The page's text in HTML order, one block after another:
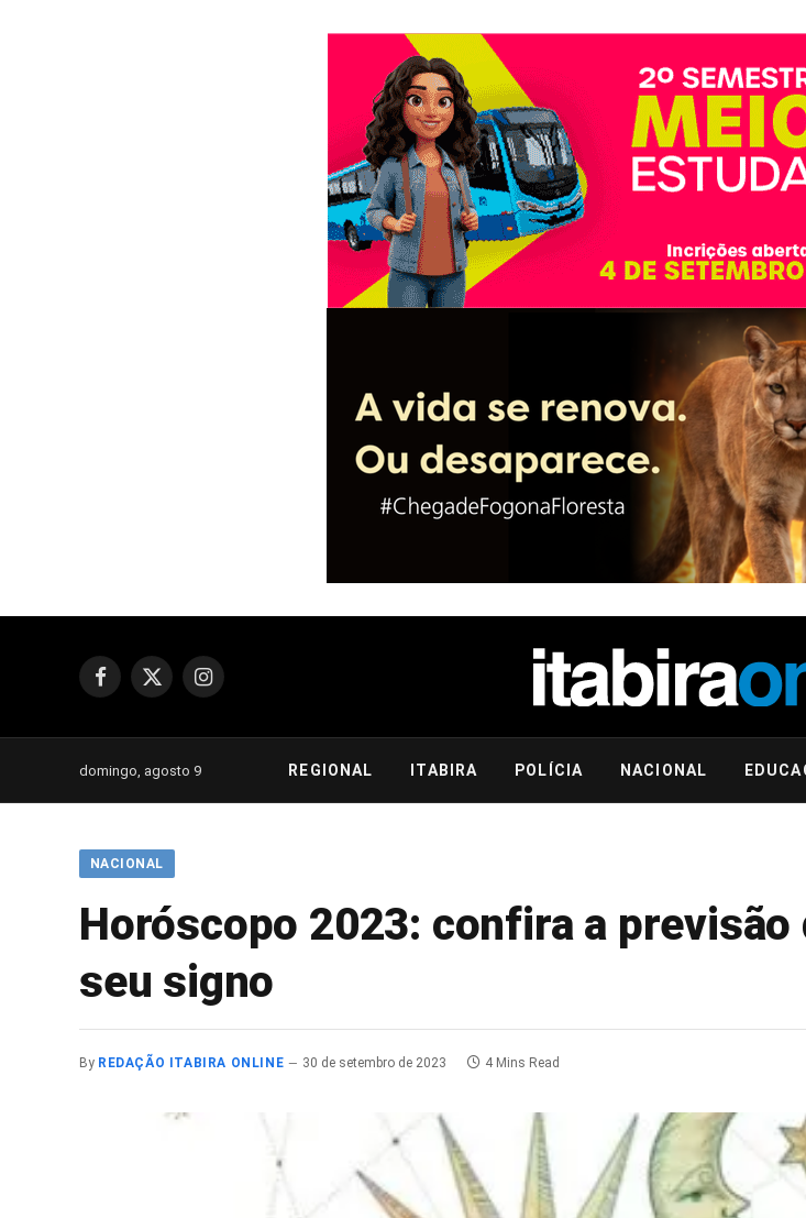
Facebook
X
Instagram
domingo, agosto 9 REGIONAL ITABIRA POLÍCIA NACIONAL
NACIONAL
Horóscopo 2023: confira a previsão
seu signo
By REDAÇÃO ITABIRA ONLINE 30 de setembro de 2023 4 Mins Read